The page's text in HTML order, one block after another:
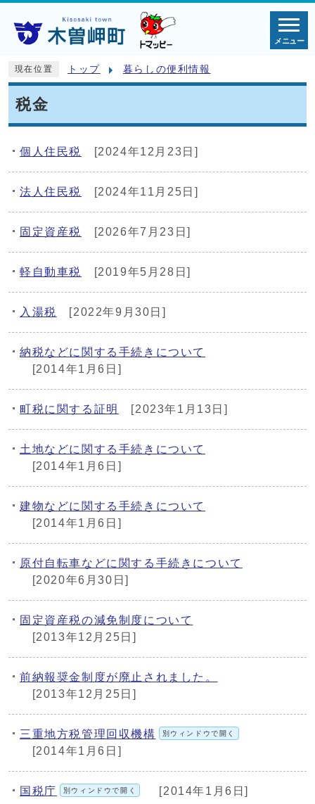
メニュー
現在位置 トップ 暮らしの便利情報
税金
個人住民税 [2024年12月23日]
法人住民税 [2024年11月25日]
固定資産税 [2026年7月23日]
軽自動車税 [2019年5月28日]
入湯税 [2022年9月30日]
納税などに関する手続きについて
[2014年1月6日]
町税に関する証明 [2023年1月13日]
土地などに関する手続きについて
[2014年1月6日]
建物などに関する手続きについて
[2014年1月6日]
原付自転車などに関する手続きについて
[2020年6月30日]
固定資産税の減免制度について
[2013年12月25日]
前納報奨金制度が廃止されました。
[2013年12月25日]
三重地方税管理回収機構 別ウィンドウで開く
[2014年1月6日]
国税庁 別ウィンドウで開く [2014年1月6日]